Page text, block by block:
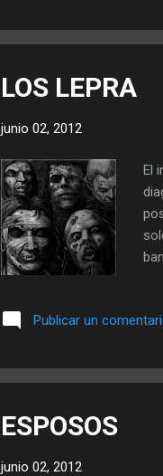
LOS LEPRA
junio 02, 2012
El
Publicar un
ESPOSOS
junio 02, 2012